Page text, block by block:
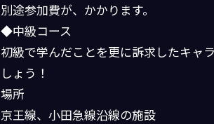
別途参加費が、かかります。
◆中級コース
初級で学んだことを更に訴求したキャ
しょう！
場所
京王線、小田急線沿線の施設